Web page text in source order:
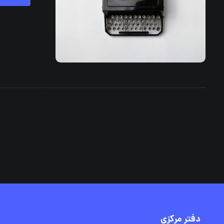
دفتر مرکزی